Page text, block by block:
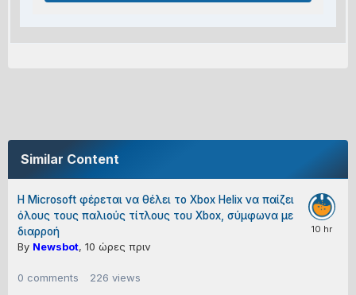
Similar Content
Η Microsoft φέρεται να θέλει το Xbox Helix να παίζει
όλους τους παλιούς τίτλους του Xbox, σύμφωνα με
διαρροή
By Newsbot, 10 ώρες πριν
0 comments 226 views